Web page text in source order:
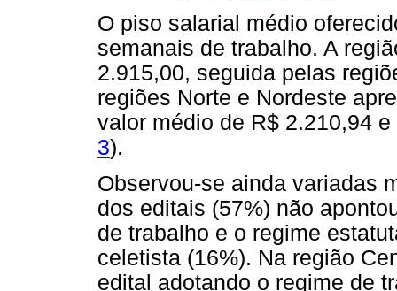
O piso salarial médio
semanais de trabalho. A
2.915,00, seguida pelas
regiões Norte e Nordeste
valor médio de R$ 2.210,94
3).
Observou-se ainda variadas
dos editais (57%) não
de trabalho e o regime
celetista (16%). Na região
edital adotando o regime de